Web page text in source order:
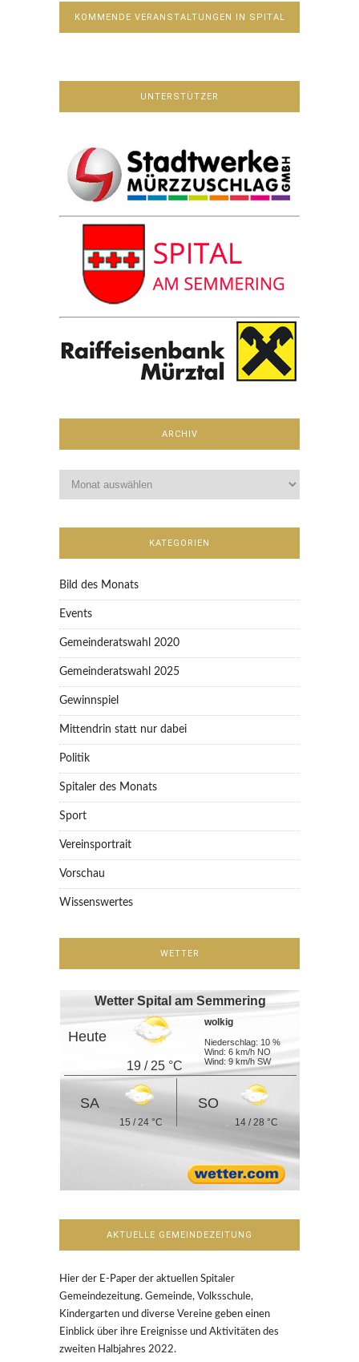
KOMMENDE VERANSTALTUNGEN IN SPITAL
UNTERSTÜTZER
ARCHIV
KATEGORIEN
Bild des Monats
Events
Gemeinderatswahl 2020
Gemeinderatswahl 2025
Gewinnspiel
Mittendrin statt nur dabei
Politik
Spitaler des Monats
Sport
Vereinsportrait
Vorschau
Wissenswertes
WETTER
Wetter Spital am Semmering
Heute
19 / 25 °C
wolkig
Niederschlag: 10 %
Wind: 6 km/h NO
Wind: 9 km/h SW
SA
15 / 24 °C
SO
14 / 28 °C
AKTUELLE GEMEINDEZEITUNG
Hier der E-Paper der aktuellen Spitaler
Gemeindezeitung. Gemeinde, Volksschule,
Kindergarten und diverse Vereine geben einen
Einblick über ihre Ereignisse und Aktivitäten des
zweiten Halbjahres 2022.